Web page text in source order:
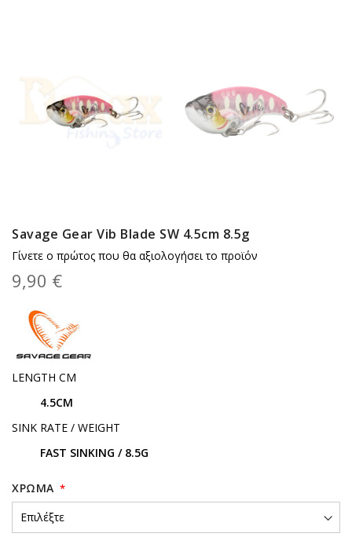
Savage Gear Vib Blade SW 4.5cm 8.5g
Γίνετε ο πρώτος που θα αξιολογήσει το προϊόν
9,90 €
LENGTH CM
4.5CM
SINK RATE / WEIGHT
FAST SINKING / 8.5G
XΡΏΜΑ